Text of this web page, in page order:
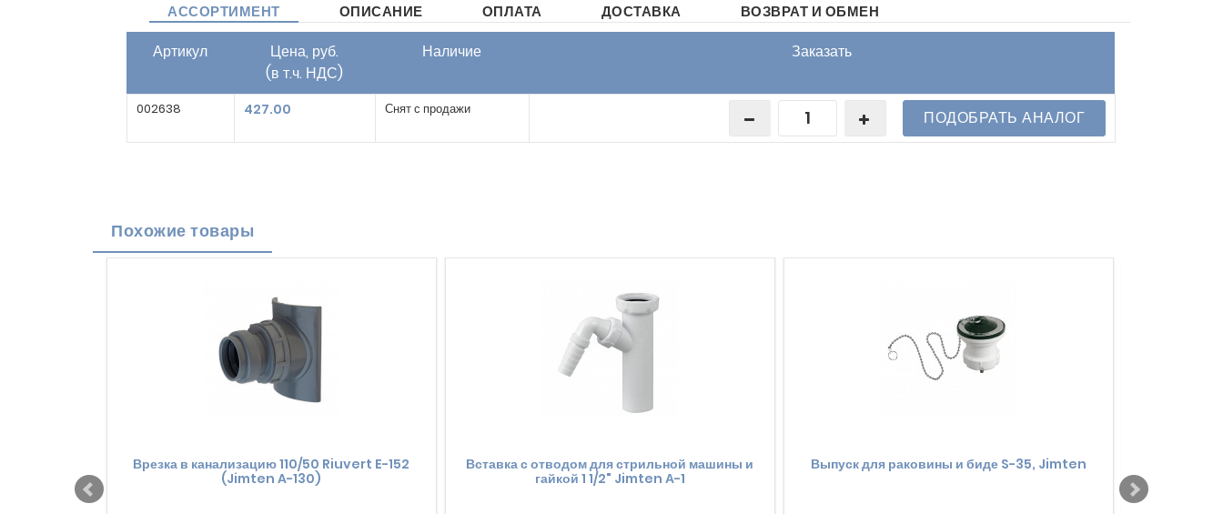
АССОРТИМЕНТ ОПИСАНИЕ ОПЛАТА ДОСТАВКА ВОЗВРАТ И ОБМЕН
Артикул
Цена, руб.
(в т.ч. НДС)
Наличие Заказать
002638 427.00 Снят с продажи ПОДОБРАТЬ АНАЛОГ
Похожие товары
Врезка в канализацию 110/50 Riuvert E-152
(Jimten A-130)
Вставка с отводом для стрильной машины и
гайкой 1 1/2" Jimten А-1
Выпуск для раковины и биде S-35, Jimten